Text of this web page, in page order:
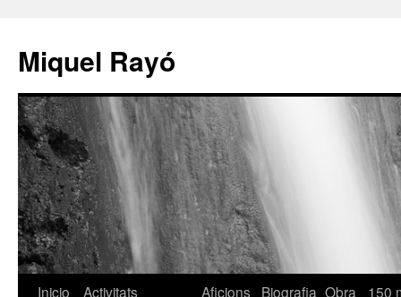
Miquel Rayó
Inicio
Activitats
Aficions Biografia Obra
150